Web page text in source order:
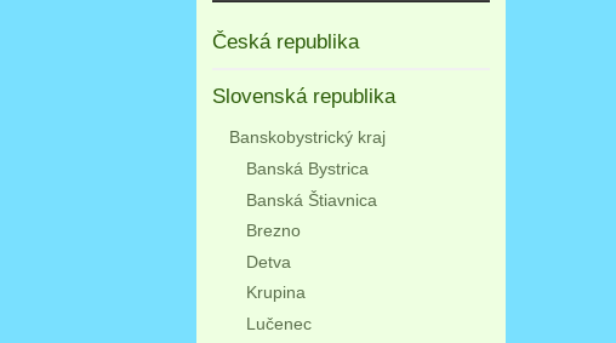
Česká republika
Slovenská republika
Banskobystrický kraj
Banská Bystrica
Banská Štiavnica
Brezno
Detva
Krupina
Lučenec